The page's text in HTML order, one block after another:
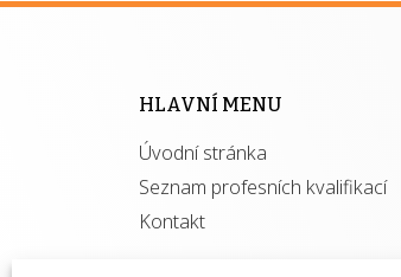
HLAVNÍ MENU
Úvodní stránka
Seznam profesních kvalifikací
Kontakt